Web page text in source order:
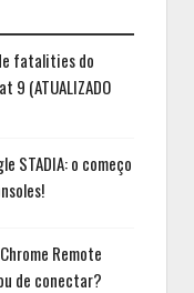
fatalities do
9 (ATUALIZADO
STADIA: o começo
Remote
de conectar?